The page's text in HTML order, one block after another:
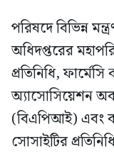
পরিষদে বিভিন্ন
অধিদপ্তরের
প্রতিনিধি,
অ্যাসোসিয়েশন অব
(বিএপিআই) এবং
সোসাইটির